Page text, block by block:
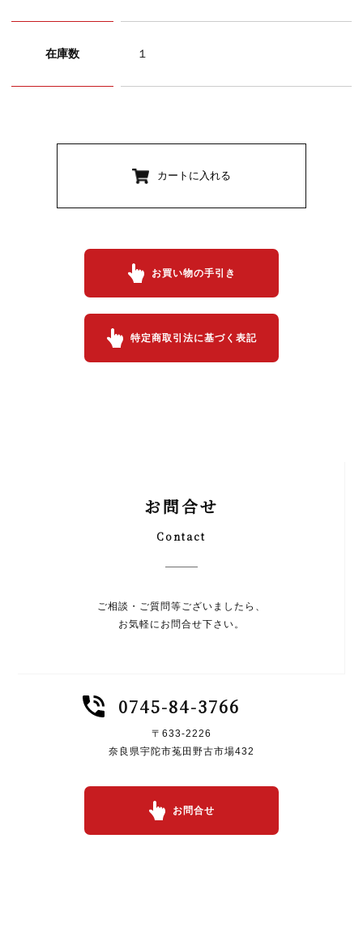
在庫数 １
カートに入れる
お買い物の手引き
特定商取引法に基づく表記
お問合せ
Contact
ご相談・ご質問等ございましたら、
お気軽にお問合せ下さい。
0745-84-3766
〒633-2226
奈良県宇陀市菟田野古市場432
お問合せ